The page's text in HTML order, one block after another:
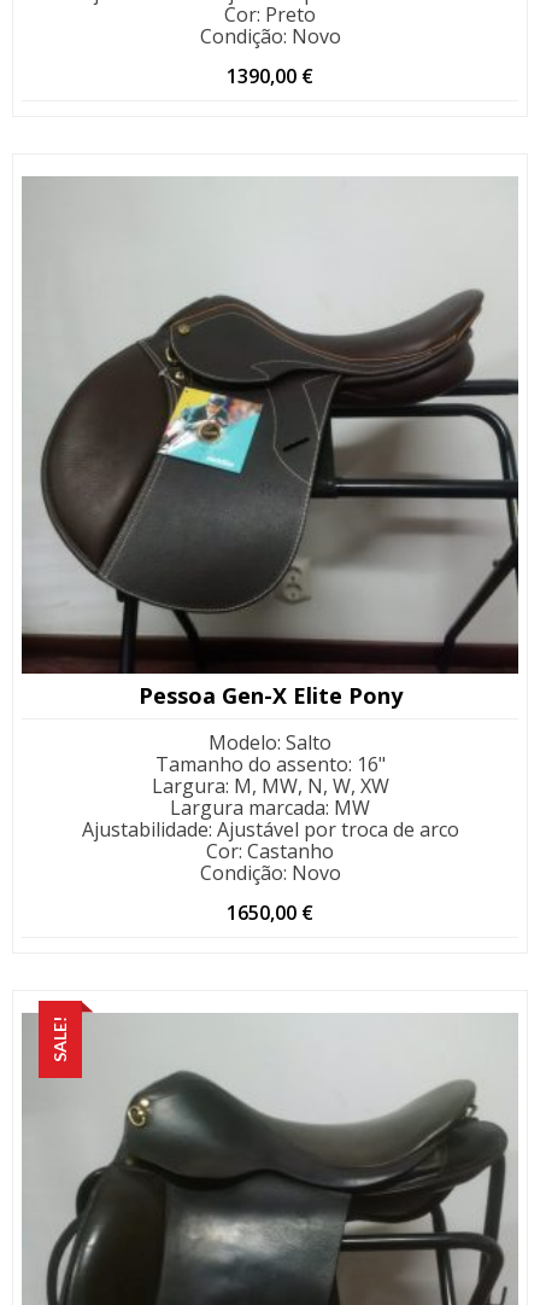
Cor: Preto
Condição: Novo
1390,00 €
Pessoa Gen-X Elite Pony
Modelo: Salto
Tamanho do assento: 16"
Largura: M, MW, N, W, XW
Largura marcada: MW
Ajustabilidade: Ajustável por troca de arco
Cor: Castanho
Condição: Novo
1650,00 €
SALE!